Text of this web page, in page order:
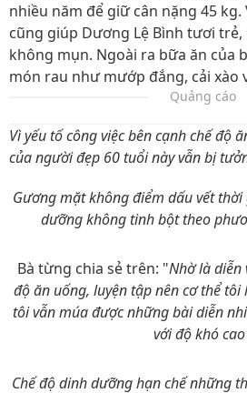
nhiều năm để giữ cân nặng 45
cũng giúp Dương Lệ Bình tươi
không mụn. Ngoài ra bữa ăn của
món rau như mướp đắng, cải xào
Quảng cáo
Vì yếu tố công việc bên cạnh chế độ
của người đẹp 60 tuổi này vẫn bị
Gương mặt không điểm dấu vết
dưỡng không tinh bột theo
Bà từng chia sẻ trên: "Nhờ là diễn
độ ăn uống, luyện tập nên cơ thể
tôi vẫn múa được những bài diễn
với độ khó
Chế độ dinh dưỡng hạn chế những